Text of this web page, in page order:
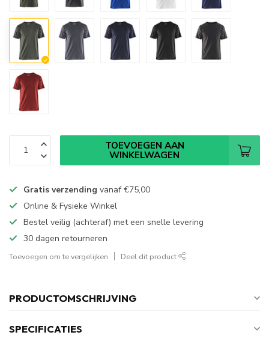
TOEVOEGEN AAN
WINKELWAGEN
Gratis verzending vanaf€75,00
Online & Fysieke Winkel
Bestel veilig (achteraf) met een snelle levering
30 dagen retourneren
Toevoegen om te vergelijken Deel dit product
PRODUCTOMSCHRIJVING
SPECIFICATIES